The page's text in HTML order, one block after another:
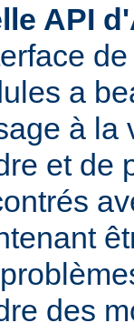
API
a
à la
et de
des